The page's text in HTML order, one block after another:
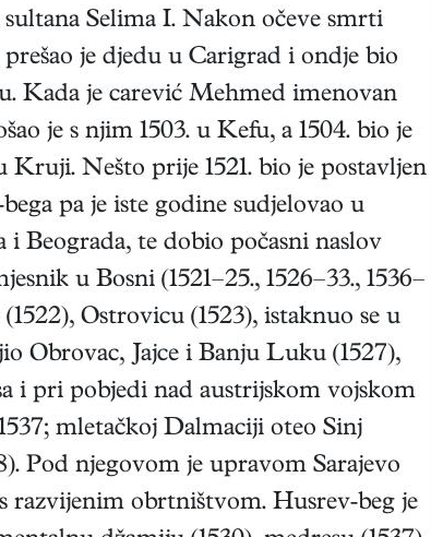
Selima I. Nakon očeve smrti
je djedu u Carigrad i ondje bio
Kada je carević Mehmed imenovan
je s njim 1503. u Kefu, a 1504. bio je
Kruji. Nešto prije 1521. bio je postavljen
pa je iste godine sudjelovao u
i Beograda, te dobio počasni naslov
u Bosni (1521–25., 1526–33., 1536–
Ostrovicu (1523), istaknuo se u
Obrovac, Jajce i Banju Luku (1527),
i pri pobjedi nad austrijskom vojskom
mletačkoj Dalmaciji oteo Sinj
Pod njegovom je upravom Sarajevo
razvijenim obrtništvom. Husrev-beg je